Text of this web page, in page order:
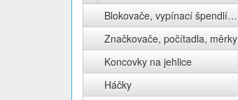
Blokovače, vypínací špendlíky Knit Pro
Značkovače, počítadla, měrky
Koncovky na jehlice
Háčky